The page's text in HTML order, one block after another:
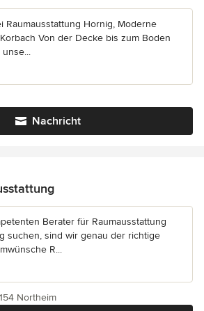
Raumausstattung Hornig, Moderne
Von der Decke bis zum Boden
Nachricht
Berater für Raumausstattung
suchen, sind wir genau der richtige
R...
Northeim